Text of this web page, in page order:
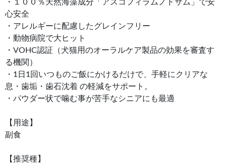
・１００％天然海藻成分「アスコフィラムノドサム」で安
心安全
・アレルギーに配慮したグレインフリー
・動物病院で大ヒット
・VOHC認証（犬猫用のオーラルケア製品の効果を審査す
る機関）
・1日1回いつものご飯にかけるだけで、手軽にクリアな
息・歯垢・歯石沈着 の軽減をサポート。
・パウダー状で噛む事が苦手なシニアにも最適
【用途】
副食
【推奨種】